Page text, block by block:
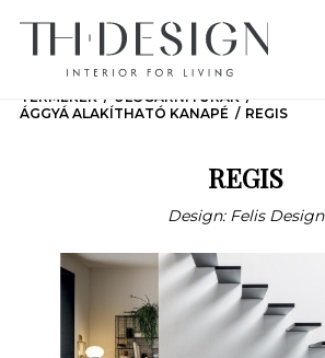
TERMÉKEK
ÜLŐGARNITÚRÁK
ÁGGYÁ ALAKÍTHATÓ KANAPÉ
REGIS
REGIS
Design: Felis Design